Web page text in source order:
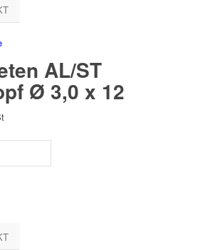
AL/ST
Ø 3,0 x 12